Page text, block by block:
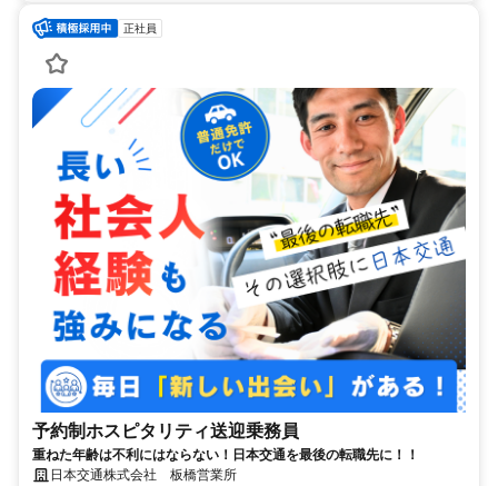
正社員
予約制ホスピタリティ送迎乗務員
重ねた年齢は不利にはならない！日本交通を最後の転職先に！！
日本交通株式会社 板橋営業所